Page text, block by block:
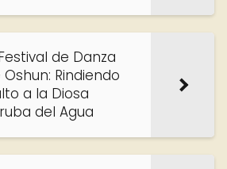
de Danza
Rindiendo
a la Diosa
del Agua